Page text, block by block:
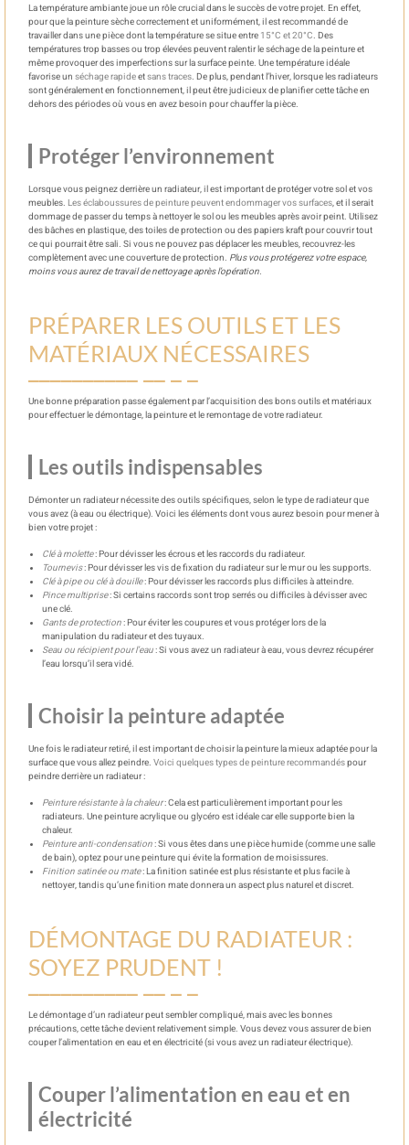
La température ambiante joue un rôle crucial dans le succès de votre projet. En effet,
pour que la peinture sèche correctement et uniformément, il est recommandé de
travailler dans une pièce dont la température se situe entre 15°C et 20°C. Des
températures trop basses ou trop élevées peuvent ralentir le séchage de la peinture et
même provoquer des imperfections sur la surface peinte. Une température idéale
favorise un séchage rapideetsans traces. De plus, pendant l’hiver, lorsque les radiateurs
sont généralement en fonctionnement, il peut être judicieux de planifier cette tâche en
dehors des périodes où vous en avez besoin pour chauffer la pièce.
Protéger l’environnement
Lorsque vous peignez derrière un radiateur, il est important de protéger votre sol et vos
meubles. Les éclaboussures de peinture peuvent endommager vos surfaces, et il serait
dommage de passer du temps à nettoyer le sol ou les meubles après avoir peint. Utilisez
des bâches en plastique, des toiles de protection ou des papiers kraft pour couvrir tout
ce qui pourrait être sali. Si vous ne pouvez pas déplacer les meubles, recouvrez-les
complètement avec une couverture de protection. Plus vous protégerez votre espace,
moins vous aurez de travail de nettoyage après l’opération.
PRÉPARER LES OUTILS ET LES
MATÉRIAUX NÉCESSAIRES
Une bonne préparation passe également par l’acquisition des bons outils et matériaux
pour effectuer le démontage, la peinture et le remontage de votre radiateur.
Les outils indispensables
Démonter un radiateur nécessite des outils spécifiques, selon le type de radiateur que
vous avez (à eau ou électrique). Voici les éléments dont vous aurez besoin pour mener à
bien votre projet :
Clé à molette: Pour dévisser les écrous et les raccords du radiateur.
Tournevis: Pour dévisser les vis de fixation du radiateur sur le mur ou les supports.
Clé à pipe ou clé à douille: Pour dévisser les raccords plus difficiles à atteindre.
Pince multiprise: Si certains raccords sont trop serrés ou difficiles à dévisser avec
une clé.
Gants de protection: Pour éviter les coupures et vous protéger lors de la
manipulation du radiateur et des tuyaux.
Seau ou récipient pour l’eau: Si vous avez un radiateur à eau, vous devrez récupérer
l’eau lorsqu’il sera vidé.
Choisir la peinture adaptée
Une fois le radiateur retiré, il est important de choisir la peinture la mieux adaptée pour la
surface que vous allez peindre. Voici quelques types de peinture recommandéspour
peindre derrière un radiateur :
Peinture résistante à la chaleur: Cela est particulièrement important pour les
radiateurs. Une peinture acrylique ou glycéro est idéale car elle supporte bien la
chaleur.
Peinture anti-condensation: Si vous êtes dans une pièce humide (comme une salle
de bain), optez pour une peinture qui évite la formation de moisissures.
Finition satinée ou mate: La finition satinée est plus résistante et plus facile à
nettoyer, tandis qu’une finition mate donnera un aspect plus naturel et discret.
DÉMONTAGE DU RADIATEUR :
SOYEZ PRUDENT !
Le démontage d’un radiateur peut sembler compliqué, mais avec les bonnes
précautions, cette tâche devient relativement simple. Vous devez vous assurer de bien
couper l’alimentation en eau et en électricité (si vous avez un radiateur électrique).
Couper l’alimentation en eau et en
électricité